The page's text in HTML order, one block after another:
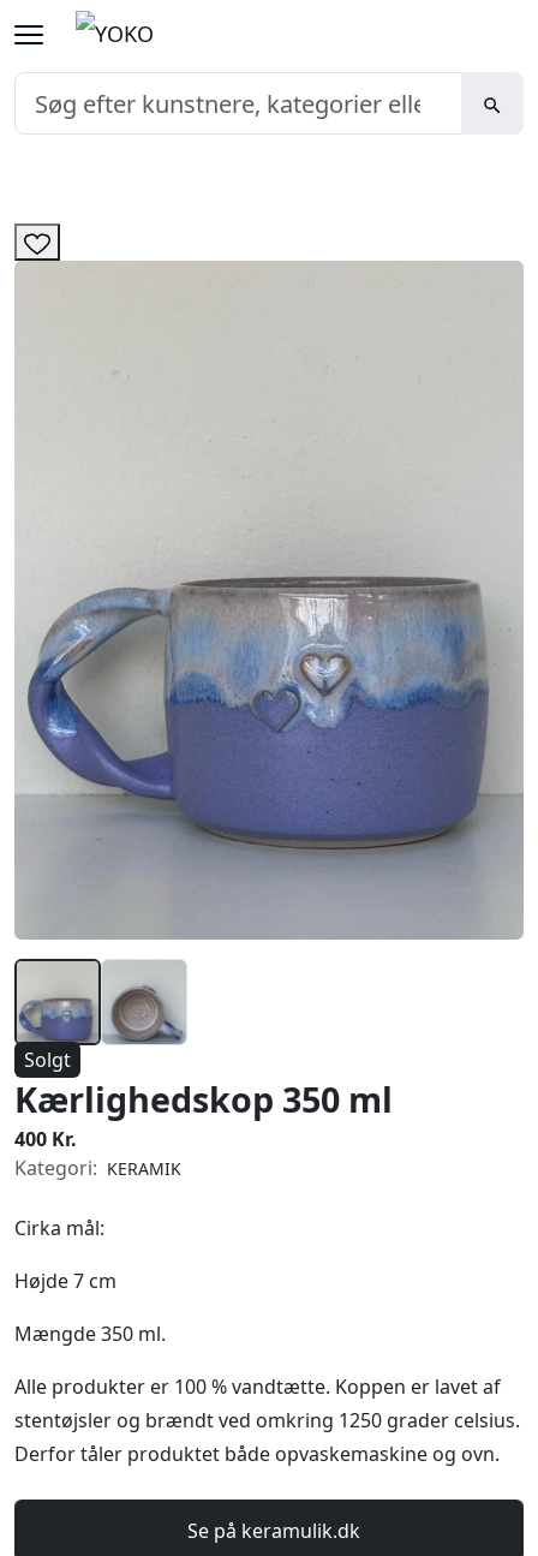
Solgt
Kærlighedskop 350 ml
400 Kr.
Kategori: KERAMIK
Cirka mål:
Højde 7 cm
Mængde 350 ml.
Alle produkter er 100 % vandtætte. Koppen er lavet af
stentøjsler og brændt ved omkring 1250 grader celsius.
Derfor tåler produktet både opvaskemaskine og ovn.
Se på keramulik.dk